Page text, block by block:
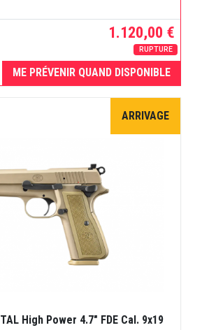
1.120,00 €
RUPTURE
ME PRÉVENIR QUAND DISPONIBLE
ARRIVAGE
High Power 4.7" FDE Cal. 9x19